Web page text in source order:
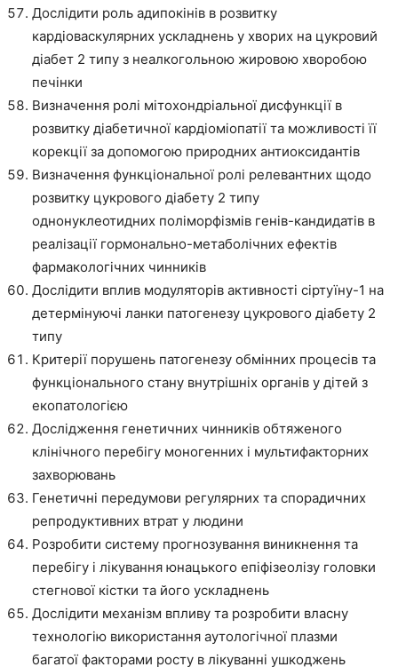
Дослідити роль адипокінів в розвитку
кардіоваскулярних ускладнень у хворих на цукровий
діабет 2 типу з неалкогольною жировою хворобою
печінки
Визначення ролі мітохондріальної дисфункції в
розвитку діабетичної кардіоміопатії та можливості її
корекції за допомогою природних антиоксидантів
Визначення функціональної ролі релевантних щодо
розвитку цукрового діабету 2 типу
однонуклеотидних поліморфізмів генів-кандидатів в
реалізації гормонально-метаболічних ефектів
фармакологічних чинників
Дослідити вплив модуляторів активності сіртуїну-1 на
детермінуючі ланки патогенезу цукрового діабету 2
типу
Критерії порушень патогенезу обмінних процесів та
функціонального стану внутрішніх органів у дітей з
екопатологією
Дослідження генетичних чинників обтяженого
клінічного перебігу моногенних і мультифакторних
захворювань
Генетичні передумови регулярних та спорадичних
репродуктивних втрат у людини
Розробити систему прогнозування виникнення та
перебігу і лікування юнацького епіфізеолізу головки
стегнової кістки та його ускладнень
Дослідити механізм впливу та розробити власну
технологію використання аутологічної плазми
багатої факторами росту в лікуванні ушкоджень